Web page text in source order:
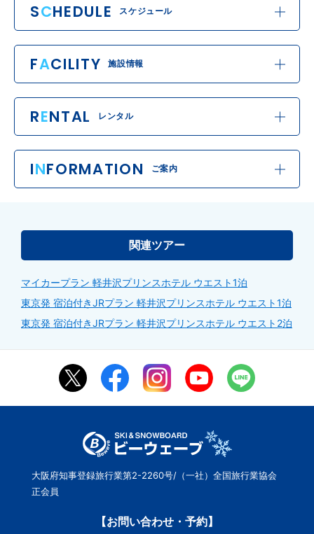
SCHEDULE スケジュール
FACILITY 施設情報
RENTAL レンタル
INFORMATION ご案内
関連ツアー
マイカープラン 軽井沢プリンスホテル ウエスト1泊
東京発 宿泊付きJRプラン 軽井沢プリンスホテル ウエスト1泊
東京発 宿泊付きJRプラン 軽井沢プリンスホテル ウエスト2泊
大阪府知事登録旅行業第2-2260号/（一社）全国旅行業協会
正会員
【お問い合わせ・予約】